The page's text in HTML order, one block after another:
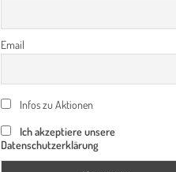
Email
Infos zu Aktionen
Ich akzeptiere unsere
Datenschutzerklärung